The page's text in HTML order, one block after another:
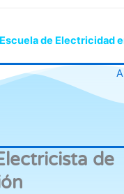
de Electricidad
de